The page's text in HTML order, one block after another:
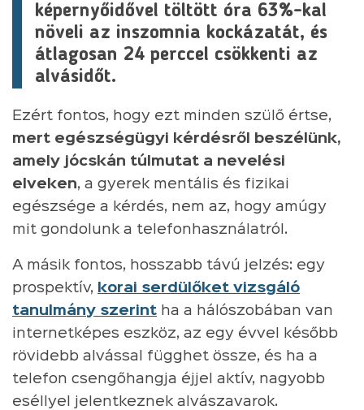
képernyőidővel töltött óra 63%-kal
növeli az inszomnia kockázatát, és
átlagosan 24 perccel csökkenti az
alvásidőt.
Ezért fontos, hogy ezt minden szülő értse,
mert egészségügyi kérdésről beszélünk,
amely jócskán túlmutat a nevelési
elveken, a gyerek mentális és fizikai
egészsége a kérdés, nem az, hogy amúgy
mit gondolunk a telefonhasználatról.
A másik fontos, hosszabb távú jelzés: egy
prospektív,
korai serdülőket vizsgáló
tanulmány szerint ha a hálószobában van
internetképes eszköz, az egy évvel később
rövidebb alvással függhet össze, és ha a
telefon csengőhangja éjjel aktív, nagyobb
eséllyel jelentkeznek alvászavarok.